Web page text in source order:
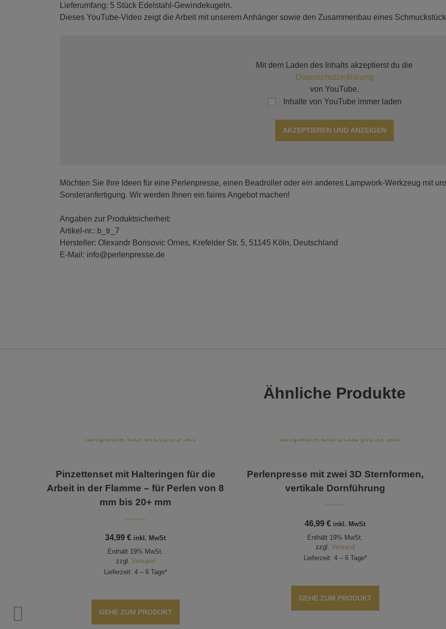
Lieferumfang: 5 Stück Edelstahl-Gewindekugeln.
Dieses YouTube-Video zeigt die Arbeit mit unserem Anhänger sowie den Zusammenbau eines
Mit dem Laden des Inhalts akzeptierst du die
Datenschutzerklärung
von YouTube.
Inhalte von YouTube immer laden
AKZEPTIEREN UND ANZEIGEN
Möchten Sie Ihre Ideen für eine Perlenpresse, einen Beadroller oder ein anderes Lampwork-Werkzeug mit
Sonderanfertigung. Wir werden Ihnen ein faires Angebot machen!
Angaben zur Produktsicherheit:
Artikel-nr.: b_tr_7
Hersteller: Olexandr Borisovic Ornes, Krefelder Str. 5, 51145 Köln, Deutschland
E-Mail: info@perlenpresse.de
Ähnliche Produkte
Pinzettenset mit Halteringen für die
Arbeit in der Flamme – für Perlen von 8
mm bis 20+ mm
34,99€ inkl. MwSt
Enthält 19% MwSt.
zzgl. Versand
Lieferzeit: 4 – 6 Tage*
GEHE ZUM PRODUKT
Perlenpresse mit zwei 3D Sternformen,
vertikale Dornführung
46,99€ inkl. MwSt
Enthält 19% MwSt.
zzgl. Versand
Lieferzeit: 4 – 6 Tage*
GEHE ZUM PRODUKT